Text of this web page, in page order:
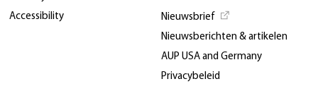
Accessibility
Nieuwsbrief
Nieuwsberichten & artikelen
AUP USA and Germany
Privacybeleid